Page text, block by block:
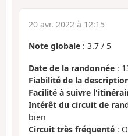
20 avr. 2022 à 12:15
Note globale : 3.7 / 5
Date de la randonnée :
Fiabilité de la
Facilité à suivre
Intérêt du circuit de
bien
Circuit très fréquenté :